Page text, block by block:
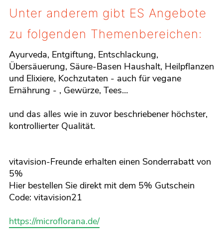
fullscreen
Unter anderem gibt ES Angebote
zu folgenden Themenbereichen:
Ayurveda, Entgiftung, Entschlackung,
Übersäuerung, Säure-Basen Haushalt, Heilpflanzen
und Elixiere, Kochzutaten - auch für vegane
Ernährung - , Gewürze, Tees…
und das alles wie in zuvor beschriebener höchster,
kontrollierter Qualität.
vitavision-Freunde erhalten einen Sonderrabatt von
5%
Hier bestellen Sie direkt mit dem 5% Gutschein
Code: vitavision21
https://microflorana.de/